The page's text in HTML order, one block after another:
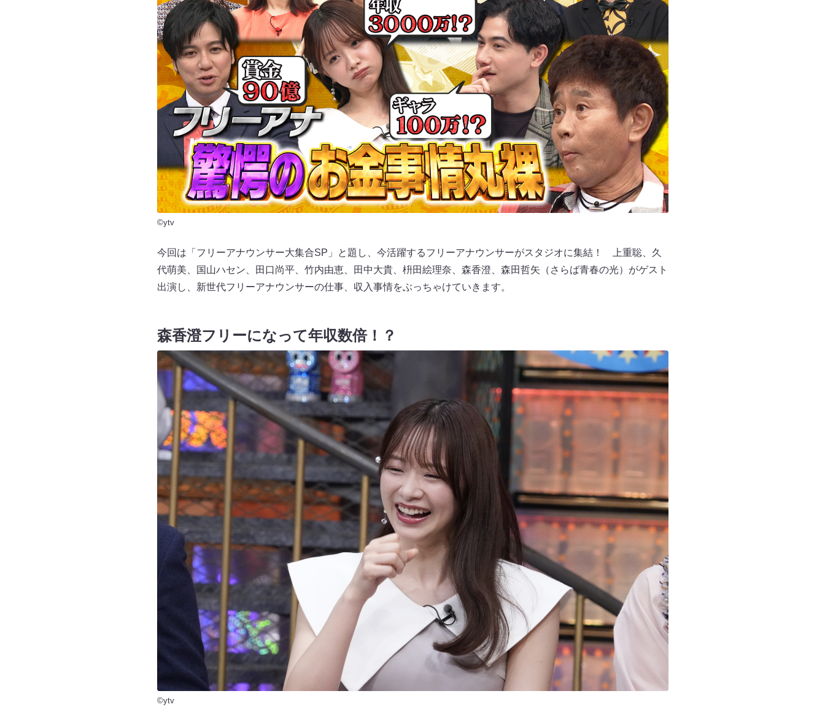
©ytv
今回は「フリーアナウンサー大集合SP」と題し、今活躍するフリーアナウンサーがスタジオに集結！ 上重聡、久
代萌美、国山ハセン、田口尚平、竹内由恵、田中大貴、枡田絵理奈、森香澄、森田哲矢（さらば青春の光）がゲスト
出演し、新世代フリーアナウンサーの仕事、収入事情をぶっちゃけていきます。
森香澄フリーになって年収数倍！？
©ytv